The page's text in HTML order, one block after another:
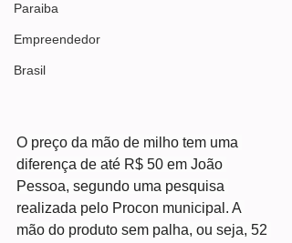
Paraiba
Empreendedor
Brasil
O preço da mão de milho tem uma
diferença de até R$ 50 em João
Pessoa, segundo uma pesquisa
realizada pelo Procon municipal. A
mão do produto sem palha, ou seja, 52